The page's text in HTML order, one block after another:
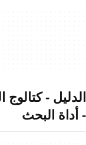
الدليل -
- أداة البحث